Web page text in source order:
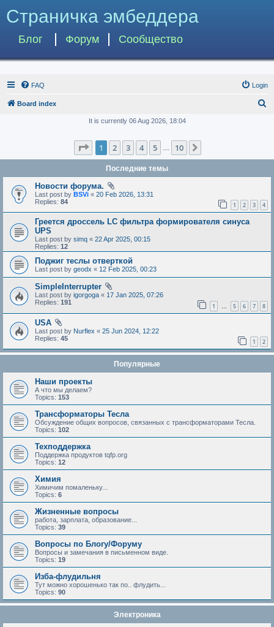
Страничка эмбеддера
Блог Форум Сообщество
FAQ Login
Board index
c
h
It is currently 06 Aug 2026, 18:04
Page 1of 10
1 2 3 4 5 10
Последние темы
Новости форума.
Last post by BSVi « 20 Feb 2026, 13:31
Replies: 84 1 2 3 4
Греется дроссель LC фильтра формирователя синуса
UPS
Last post by simq « 22 Apr 2025, 00:15
Replies: 12
Поджиг теслы отверткой
Last post by geodx « 12 Feb 2025, 00:23
SimpleInterrupter
Last post by igorgoga « 17 Jan 2025, 07:26
Replies: 191 1 … 5 6 7 8
USA
Last post by Nurflex « 25 Jun 2024, 12:22
Replies: 45 1 2
Популярные
Наши проекты
А что мы делаем?
Topics: 153
Трансформаторы Тесла
Обсуждение общих вопросов, связанных с трансформаторами Тесла.
Topics: 102
Техподдержка
Поддержка продуктов tqfp.org
Topics: 12
Химия
Химичим помаленьку...
Topics: 6
Жизненные вопросы
работа, зарплата, образование...
Topics: 39
Вопросы по Блогу/Форуму
Вопросы и замечания в письменном виде.
Topics: 19
Изба-флудильня
Тут можно хорошенько так по.. флудить...
Topics: 90
Электроника